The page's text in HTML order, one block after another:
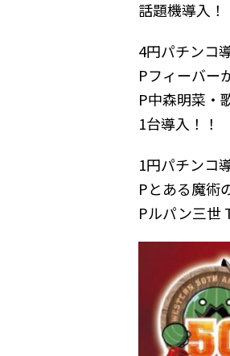
話題機導入！
4円パチンコ
Pフィーバー
P中森明菜・
1台導入！！
1円パチンコ
Pとある魔術
Pルパン三世